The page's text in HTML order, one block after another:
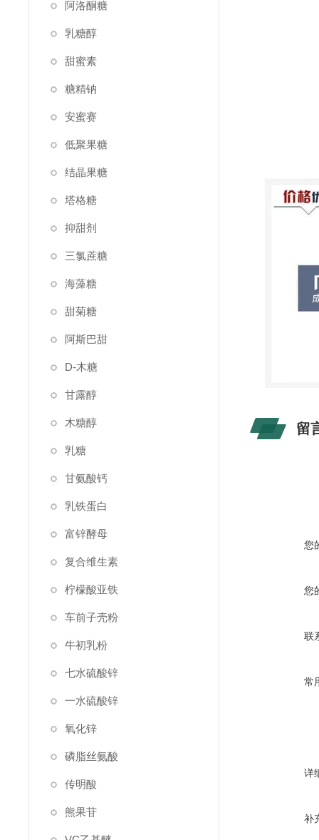
阿洛酮糖
乳糖醇
甜蜜素
糖精钠
安蜜赛
低聚果糖
结晶果糖
塔格糖
抑甜剂
三氯蔗糖
海藻糖
甜菊糖
阿斯巴甜
D-木糖
甘露醇
木糖醇
乳糖
甘氨酸钙
乳铁蛋白
富锌酵母
复合维生素
柠檬酸亚铁
车前子壳粉
牛初乳粉
七水硫酸锌
一水硫酸锌
氧化锌
磷脂丝氨酸
传明酸
熊果苷
留
您
您
联
常
详
补